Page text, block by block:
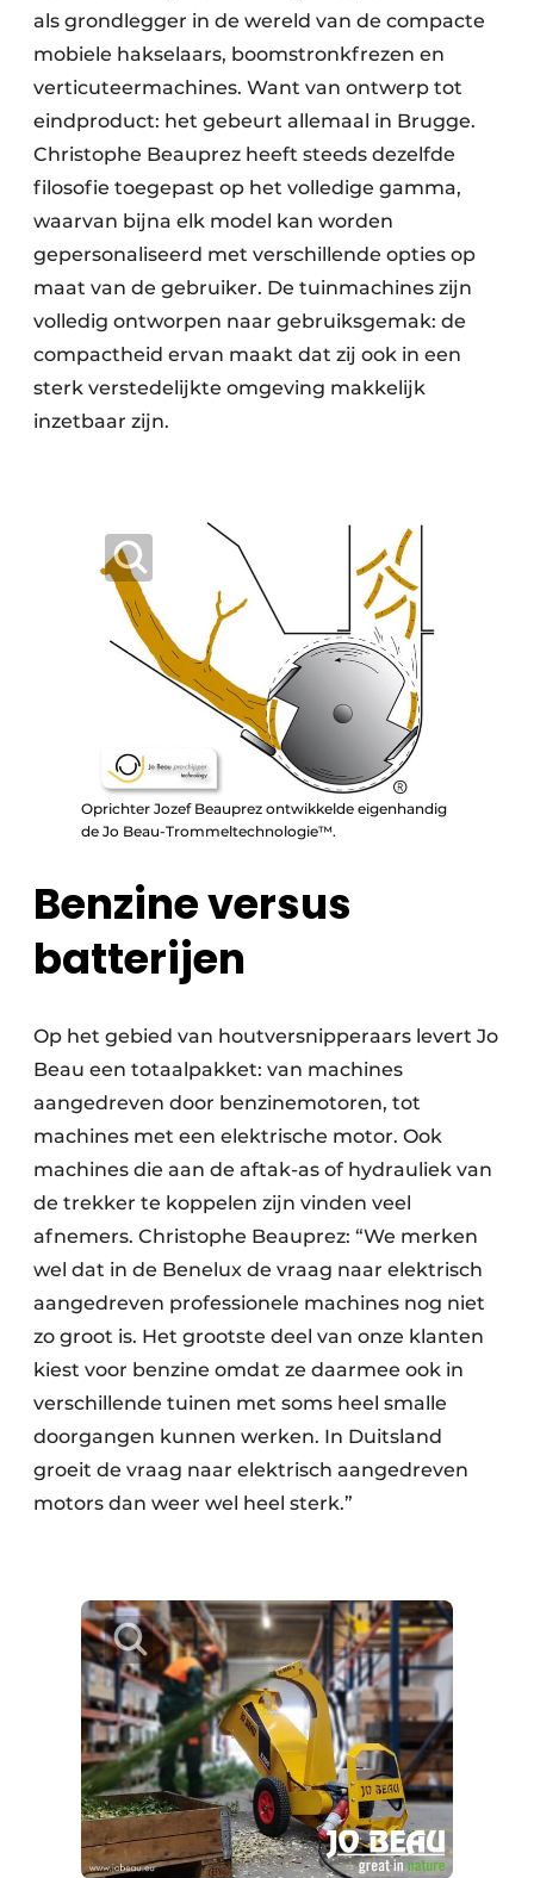
als grondlegger in de wereld van de compacte
mobiele hakselaars, boomstronkfrezen en
verticuteermachines. Want van ontwerp tot
eindproduct: het gebeurt allemaal in Brugge.
Christophe Beauprez heeft steeds dezelfde
filosofie toegepast op het volledige gamma,
waarvan bijna elk model kan worden
gepersonaliseerd met verschillende opties op
maat van de gebruiker. De tuinmachines zijn
volledig ontworpen naar gebruiksgemak: de
compactheid ervan maakt dat zij ook in een
sterk verstedelijkte omgeving makkelijk
inzetbaar zijn.
Oprichter Jozef Beauprez ontwikkelde eigenhandig
de Jo Beau-Trommeltechnologie™.
Benzine versus
batterijen
Op het gebied van houtversnipperaars levert Jo
Beau een totaalpakket: van machines
aangedreven door benzinemotoren, tot
machines met een elektrische motor. Ook
machines die aan de aftak-as of hydrauliek van
de trekker te koppelen zijn vinden veel
afnemers. Christophe Beauprez: “We merken
wel dat in de Benelux de vraag naar elektrisch
aangedreven professionele machines nog niet
zo groot is. Het grootste deel van onze klanten
kiest voor benzine omdat ze daarmee ook in
verschillende tuinen met soms heel smalle
doorgangen kunnen werken. In Duitsland
groeit de vraag naar elektrisch aangedreven
motors dan weer wel heel sterk.”